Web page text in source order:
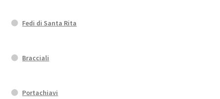
Fedi di Santa Rita
Bracciali
Portachiavi